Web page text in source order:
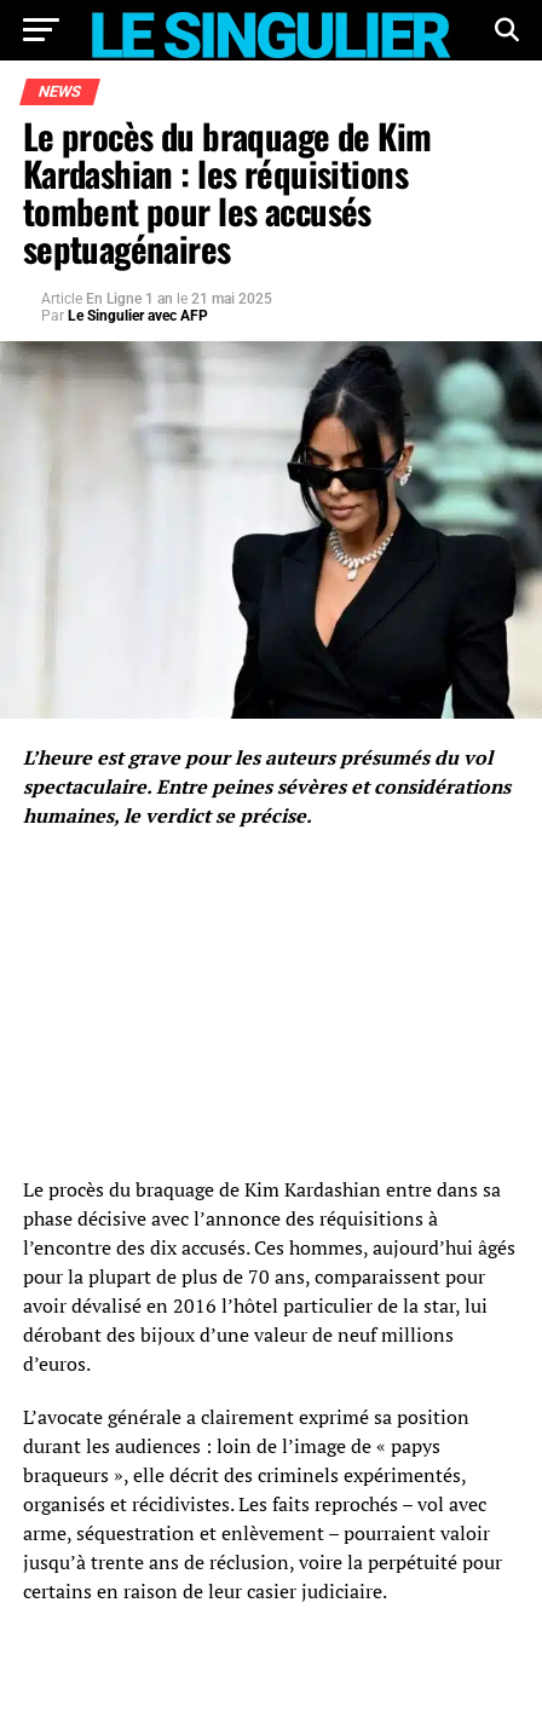
NEWS
Le procès du braquage de Kim
Kardashian : les réquisitions
tombent pour les accusés
septuagénaires
Article En Ligne 1 an le 21 mai 2025
Par Le Singulier avec AFP
L’heure est grave pour les auteurs présumés du vol
spectaculaire. Entre peines sévères et considérations
humaines, le verdict se précise.
Le procès du braquage de Kim Kardashian entre dans sa
phase décisive avec l’annonce des réquisitions à
l’encontre des dix accusés. Ces hommes, aujourd’hui âgés
pour la plupart de plus de 70 ans, comparaissent pour
avoir dévalisé en 2016 l’hôtel particulier de la star, lui
dérobant des bijoux d’une valeur de neuf millions
d’euros.
L’avocate générale a clairement exprimé sa position
durant les audiences : loin de l’image de « papys
braqueurs », elle décrit des criminels expérimentés,
organisés et récidivistes. Les faits reprochés – vol avec
arme, séquestration et enlèvement – pourraient valoir
jusqu’à trente ans de réclusion, voire la perpétuité pour
certains en raison de leur casier judiciaire.